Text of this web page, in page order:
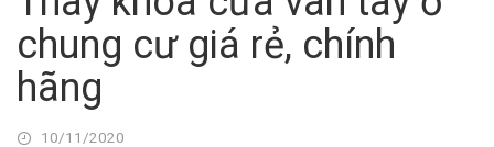
chung cư giá rẻ, chính
hãng
10/11/2020